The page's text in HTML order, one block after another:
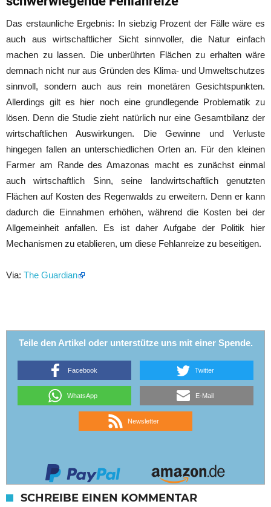
Das erstaunliche Ergebnis: In siebzig Prozent der Fälle wäre es
auch aus wirtschaftlicher Sicht sinnvoller, die Natur einfach
machen zu lassen. Die unberührten Flächen zu erhalten wäre
demnach nicht nur aus Gründen des Klima- und Umweltschutzes
sinnvoll, sondern auch aus rein monetären Gesichtspunkten.
Allerdings gilt es hier noch eine grundlegende Problematik zu
lösen. Denn die Studie zieht natürlich nur eine Gesamtbilanz der
wirtschaftlichen Auswirkungen. Die Gewinne und Verluste
hingegen fallen an unterschiedlichen Orten an. Für den kleinen
Farmer am Rande des Amazonas macht es zunächst einmal
auch wirtschaftlich Sinn, seine landwirtschaftlich genutzten
Flächen auf Kosten des Regenwalds zu erweitern. Denn er kann
dadurch die Einnahmen erhöhen, während die Kosten bei der
Allgemeinheit anfallen. Es ist daher Aufgabe der Politik hier
Mechanismen zu etablieren, um diese Fehlanreize zu beseitigen.
Via: The Guardian
Teile den Artikel oder unterstütze uns mit einer Spende.
Facebook Twitter
WhatsApp E-Mail
Newsletter
SCHREIBE EINEN KOMMENTAR